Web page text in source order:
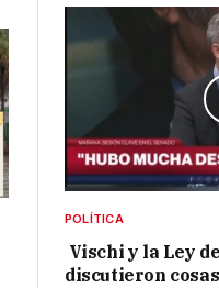
POLÍTICA
Vischi y la Ley
discutieron